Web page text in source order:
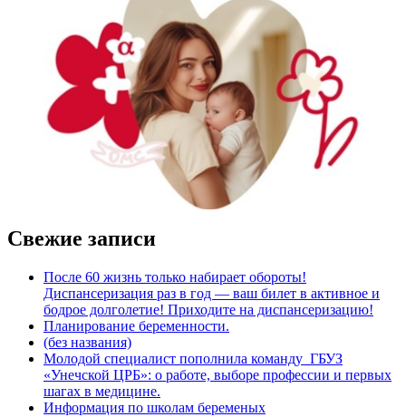
Свежие записи
После 60 жизнь только набирает обороты!
Диспансеризация раз в год — ваш билет в активное и
бодрое долголетие! Приходите на диспансеризацию!
Планирование беременности.
(без названия)
Молодой специалист пополнила команду ГБУЗ
«Унечской ЦРБ»: о работе, выборе профессии и первых
шагах в медицине.
Информация по школам беременых